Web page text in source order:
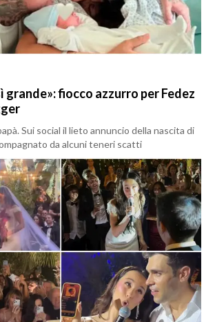
grande»: fiocco azzurro per Fedez
Sui social il lieto annuncio della nascita di
da alcuni teneri scatti